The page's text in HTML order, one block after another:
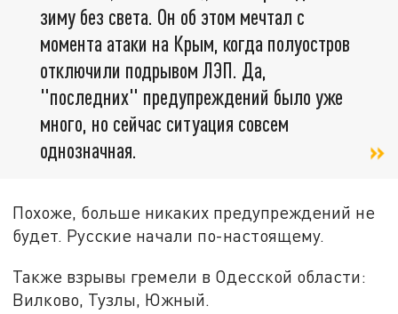
зиму без света. Он об этом мечтал с
момента атаки на Крым, когда полуостров
отключили подрывом ЛЭП. Да,
"последних" предупреждений было уже
много, но сейчас ситуация совсем
однозначная.
Похоже, больше никаких предупреждений не
будет. Русские начали по-настоящему.
Также взрывы гремели в Одесской области:
Вилково, Тузлы, Южный.